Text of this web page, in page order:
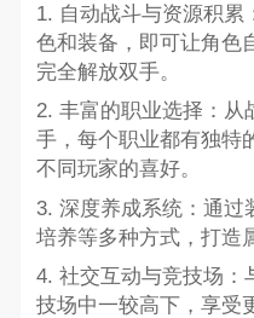
1. 自动战斗与资源积累
色和装备，即可让角色
完全解放双手。
2. 丰富的职业选择：从
手，每个职业都有独特
不同玩家的喜好。
3. 深度养成系统：通过
培养等多种方式，打造
4. 社交互动与竞技场：
技场中一较高下，享受